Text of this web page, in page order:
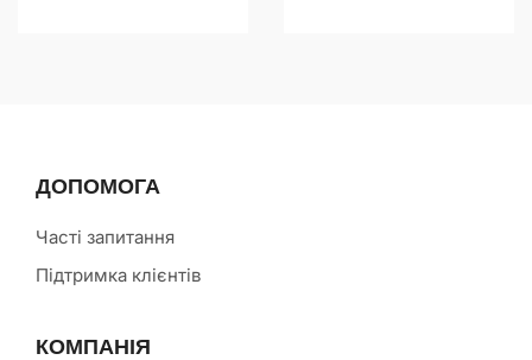
ДОПОМОГА
Часті запитання
Підтримка клієнтів
КОМПАНІЯ